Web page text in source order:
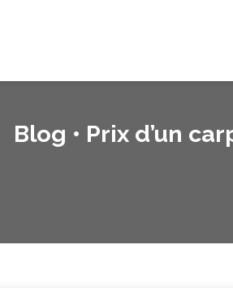
Blog • Prix d’un